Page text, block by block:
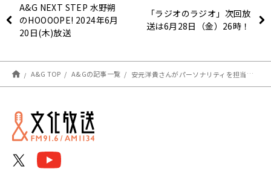
A&G NEXT STEP 水野朔
のHOOOOPE! 2024年6月
20日(木)放送
「ラジオのラジオ」次回放
送は6月28日（金）26時！
A&G TOP A&Gの記事一覧 安元洋貴さんがパーソナリティを担当！ 6月21日（金）「超！Ａ＆Ｇ＋」とABEMAで放送！『鈴村健一のラジベースDUO』#11